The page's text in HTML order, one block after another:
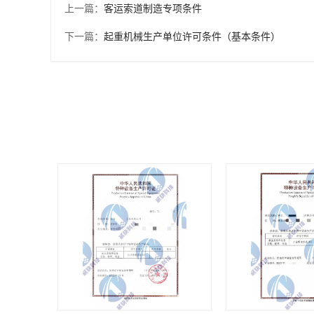
上一篇： 客运索道制造专项条件
下一篇： 起重机械生产单位许可条件（基本条件）